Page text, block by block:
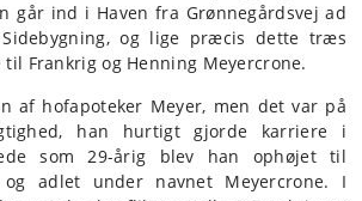
går ind i Haven fra Grønnegårdsvej ad
og lige præcis dette træs
Frankrig og Henning Meyercrone.
af hofapoteker Meyer, men det var på
han hurtigt gjorde karriere i
som 29-årig blev han ophøjet til
og adlet under navnet Meyercrone. I